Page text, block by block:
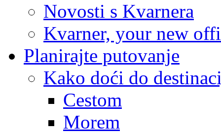
Novosti s Kvarnera
Kvarner, your new
Planirajte putovanje
Kako doći do
Cestom
Morem